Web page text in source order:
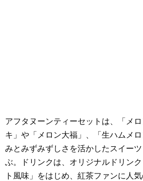
アフタヌーンティーセットは、「メ
キ」や「メロン大福」、「生ハムメ
みとみずみずしさを活かしたスイー
ぶ。ドリンクは、オリジナルドリン
ト風味」をはじめ、紅茶ファンに人